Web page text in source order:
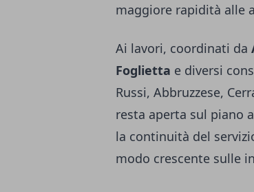
maggiore rapidità alle
Ai lavori, coordinati da
Foglietta e diversi
Russi, Abbruzzese,
resta aperta sul piano
la continuità del
modo crescente sulle